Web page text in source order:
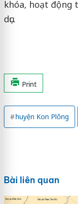
khóa, hoạt động
dục.
Print
huyện Kon Plông
Bài liên quan